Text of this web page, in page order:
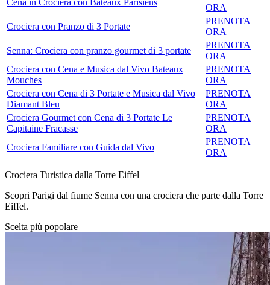
ORA
Crociera con Pranzo di 3 Portate
PRENOTA
ORA
Senna: Crociera con pranzo gourmet di 3 portate
PRENOTA
ORA
Crociera con Cena e Musica dal Vivo Bateaux
Mouches
PRENOTA
ORA
Crociera con Cena di 3 Portate e Musica dal Vivo
Diamant Bleu
PRENOTA
ORA
Crociera Gourmet con Cena di 3 Portate Le
Capitaine Fracasse
PRENOTA
ORA
Crociera Familiare con Guida dal Vivo
PRENOTA
ORA
Crociera Turistica dalla Torre Eiffel
Scopri Parigi dal fiume Senna con una crociera che parte dalla Torre
Eiffel.
Scelta più popolare